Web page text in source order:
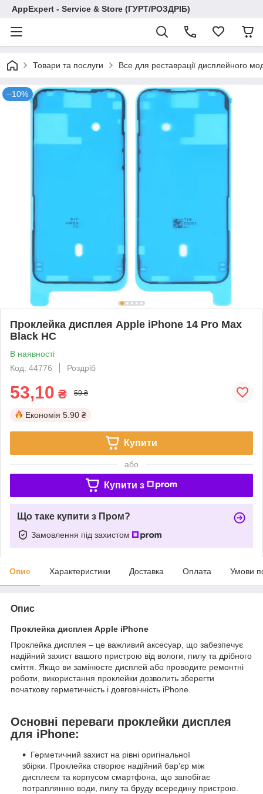
AppExpert - Service & Store (ГУРТ/РОЗДРІБ)
Товари та послуги Все для реставрації дисплейного
–10%
Проклейка дисплея Apple iPhone 14 Pro Max
Black HC
В наявності
Код: 44776
Роздріб
53,10 ₴ 59 ₴
Економія 5.90 ₴
Купити
або
Купити з
Що таке купити з Пром?
Замовлення під захистом
Опис Характеристики Доставка Оплата Умови
Опис
Проклейка дисплея Apple iPhone
Проклейка дисплея – це важливий аксесуар, що забезпечує
надійний захист вашого пристрою від вологи, пилу та дрібного
сміття. Якщо ви замінюєте дисплей або проводите ремонтні
роботи, використання проклейки дозволить зберегти
початкову герметичність і довговічність iPhone.
Основні переваги проклейки дисплея
для iPhone:
Герметичний захист на рівні оригінальної
збірки. Проклейка створює надійний бар’єр між
дисплеєм та корпусом смартфона, що запобігає
потраплянню води, пилу та бруду всередину пристрою.